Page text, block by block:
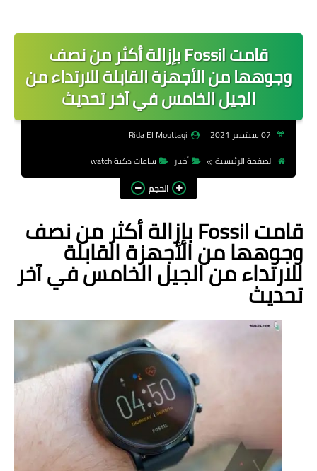
قامت Fossil بإزالة أكثر من نصف
وجوهها من الأجهزة القابلة للارتداء من
الجيل الخامس في آخر تحديث
Rida El Mouttaqi
الصفحة الرئيسية
أخبار
ساعات ذكية watch
الحجم
قامت Fossil بإزالة أكثر من نصف
وجوهها من الأجهزة القابلة
للارتداء من الجيل الخامس في آخر
تحديث